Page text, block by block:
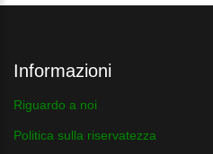
Informazioni
Riguardo a noi
Politica sulla riservatezza